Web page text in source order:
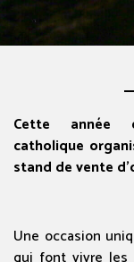
Cette année
catholique
stand de vente
Une occasion